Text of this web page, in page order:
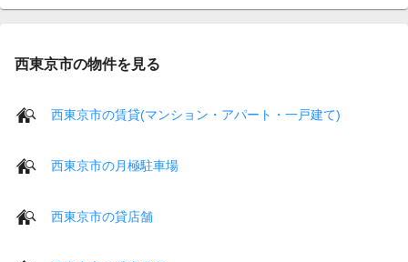
西東京市の物件を見る
西東京市の賃貸(マンション・アパート・一戸建て)
西東京市の月極駐車場
西東京市の貸店舗